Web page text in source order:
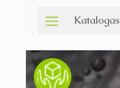
Katalogas